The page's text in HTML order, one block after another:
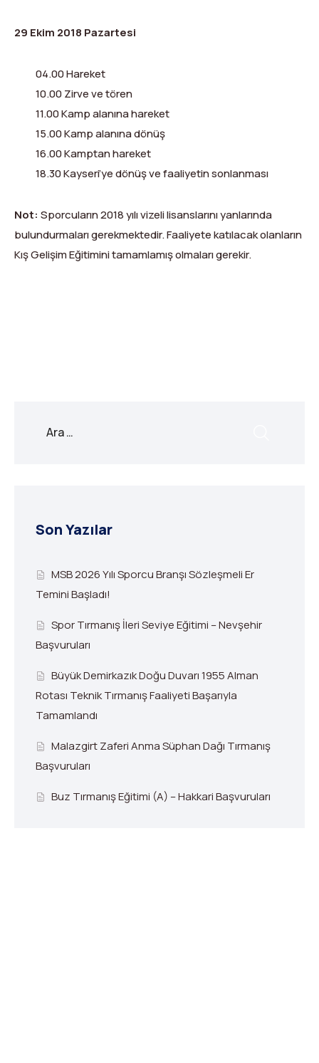
29 Ekim 2018 Pazartesi
04.00 Hareket
10.00 Zirve ve tören
11.00 Kamp alanına hareket
15.00 Kamp alanına dönüş
16.00 Kamptan hareket
18.30 Kayseri’ye dönüş ve faaliyetin sonlanması
Not: Sporcuların 2018 yılı vizeli lisanslarını yanlarında
bulundurmaları gerekmektedir. Faaliyete katılacak olanların
Kış Gelişim Eğitimini tamamlamış olmaları gerekir.
Son Yazılar
MSB 2026 Yılı Sporcu Branşı Sözleşmeli Er
Temini Başladı!
Spor Tırmanış İleri Seviye Eğitimi – Nevşehir
Başvuruları
Büyük Demirkazık Doğu Duvarı 1955 Alman
Rotası Teknik Tırmanış Faaliyeti Başarıyla
Tamamlandı
Malazgirt Zaferi Anma Süphan Dağı Tırmanış
Başvuruları
Buz Tırmanış Eğitimi (A) – Hakkari Başvuruları